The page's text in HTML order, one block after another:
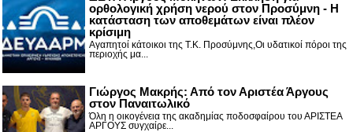
ορθολογική χρήση νερού στον Προσύμνη - Η
κατάσταση των αποθεμάτων είναι πλέον
κρίσιμη
Αγαπητοί κάτοικοι της Τ.Κ. Προσύμνης,Οι υδατικοί πόροι της
περιοχής μα...
Γιώργος Μακρής: Από τον Αριστέα Άργους
στον Παναιτωλικό
Όλη η οικογένεια της ακαδημίας ποδοσφαίρου του ΑΡΙΣΤΕΑ
ΑΡΓΟΥΣ συγχαίρε...